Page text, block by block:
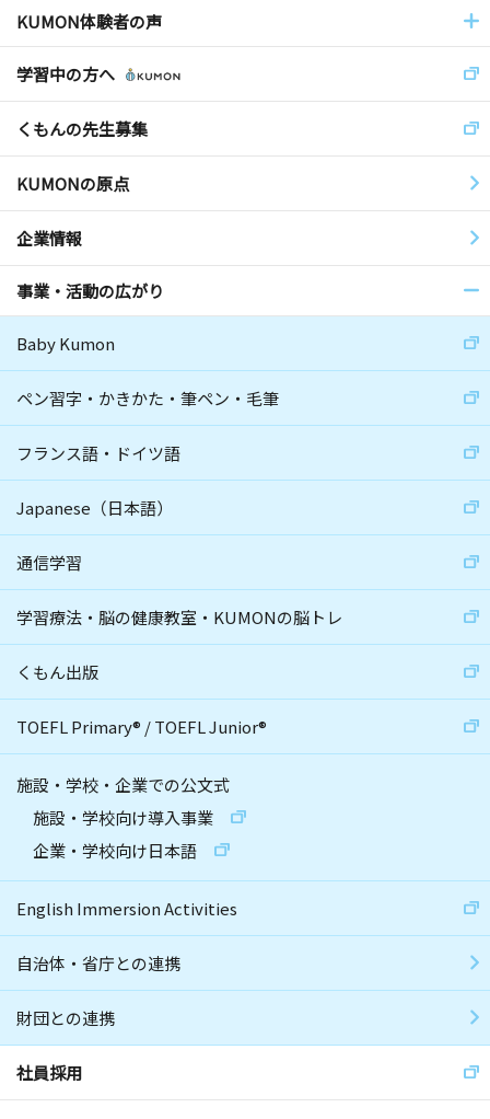
KUMON体験者の声
学習中の方へ
くもんの先生募集
KUMONの原点
企業情報
事業・活動の広がり
Baby Kumon
ペン習字・かきかた・筆ペン・毛筆
フランス語・ドイツ語
Japanese（日本語）
通信学習
学習療法・脳の健康教室・KUMONの脳トレ
くもん出版
TOEFL Primary® /TOEFL Junior®
施設・学校・企業での公文式
施設・学校向け導入事業
企業・学校向け日本語
English Immersion Activities
自治体・省庁との連携
財団との連携
社員採用